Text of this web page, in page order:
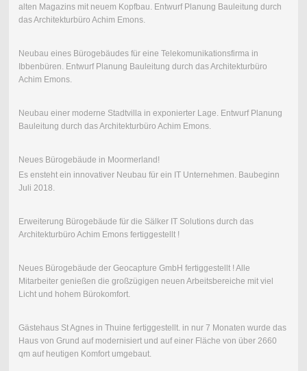
alten Magazins mit neuem Kopfbau. Entwurf Planung Bauleitung durch
das Architekturbüro Achim Emons.
Neubau eines Bürogebäudes für eine Telekomunikationsfirma in
Ibbenbüren. Entwurf Planung Bauleitung durch das Architekturbüro
Achim Emons.
Neubau einer moderne Stadtvilla in exponierter Lage. Entwurf Planung
Bauleitung durch das Architekturbüro Achim Emons.
Neues Bürogebäude in Moormerland!
Es ensteht ein innovativer Neubau für ein IT Unternehmen. Baubeginn
Juli 2018.
Erweiterung Bürogebäude für die Sälker IT Solutions durch das
Architekturbüro Achim Emons fertiggestellt !
Neues Bürogebäude der Geocapture GmbH fertiggestellt ! Alle
Mitarbeiter genießen die großzügigen neuen Arbeitsbereiche mit viel
Licht und hohem Bürokomfort.
Gästehaus St Agnes in Thuine fertiggestellt. in nur 7 Monaten wurde das
Haus von Grund auf modernisiert und auf einer Fläche von über 2660
qm auf heutigen Komfort umgebaut.